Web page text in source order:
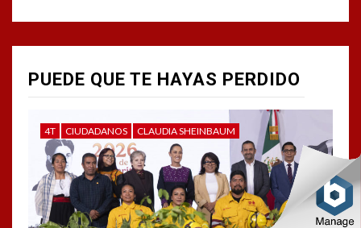
PUEDE QUE TE HAYAS PERDIDO
4T CIUDADANOS CLAUDIA SHEINBAUM